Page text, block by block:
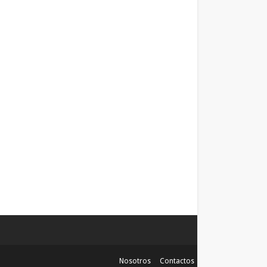
Nosotros Contactos